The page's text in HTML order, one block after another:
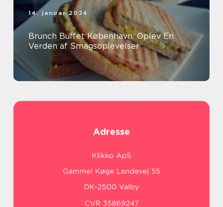
14. januar 2024
Brunch Buffet København: Oplev En
Verden af Smagsoplevelser
Adresse